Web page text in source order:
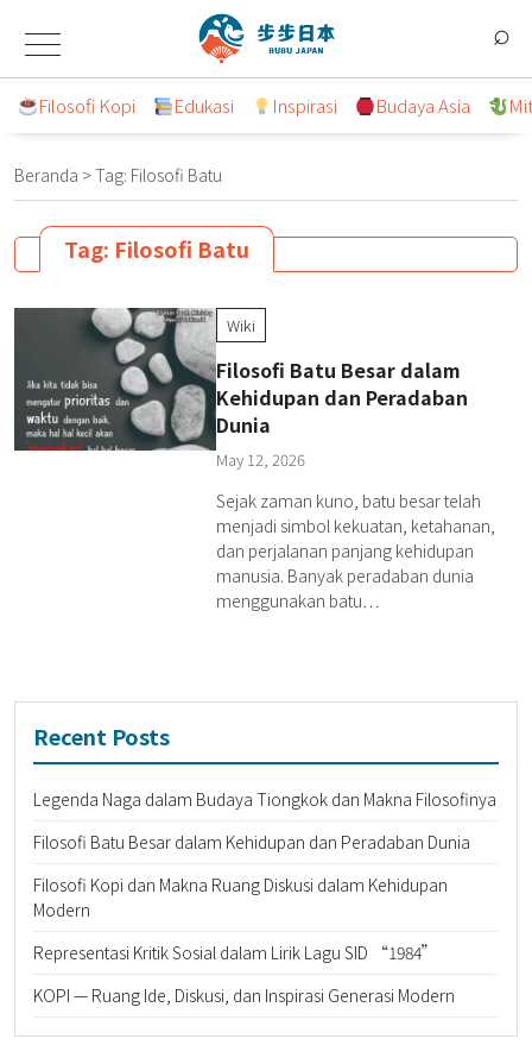
konten
⌕
Filosofi Kopi Edukasi Inspirasi Budaya Asia
Beranda > Tag: Filosofi Batu
Tag: Filosofi Batu
Wiki
Filosofi Batu Besar dalam
Kehidupan dan Peradaban
Dunia
May 12, 2026
Sejak zaman kuno, batu besar telah
menjadi simbol kekuatan, ketahanan,
dan perjalanan panjang kehidupan
manusia. Banyak peradaban dunia
menggunakan batu…
Recent Posts
Legenda Naga dalam Budaya Tiongkok dan Makna Filosofinya
Filosofi Batu Besar dalam Kehidupan dan Peradaban Dunia
Filosofi Kopi dan Makna Ruang Diskusi dalam Kehidupan
Modern
Representasi Kritik Sosial dalam Lirik Lagu SID “1984”
KOPI — Ruang Ide, Diskusi, dan Inspirasi Generasi Modern